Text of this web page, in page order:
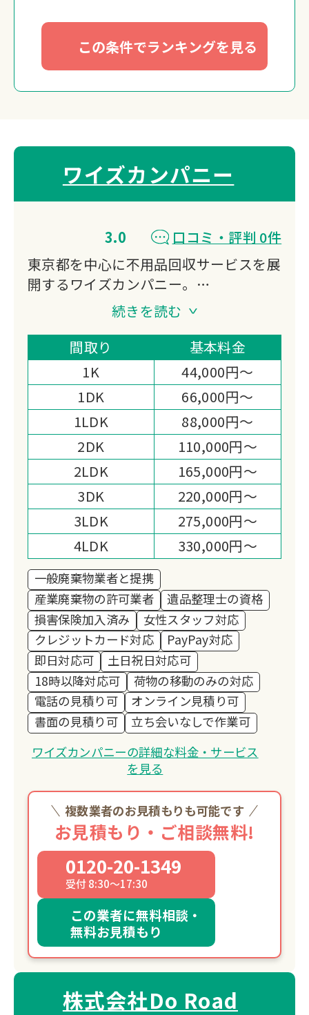
この条件でランキングを見る
ワイズカンパニー
3.0
口コミ・評判 0件
東京都を中心に不用品回収サービスを展
開するワイズカンパニー。
即日対応可能なスピーディーな回収体制
一般家庭から事業所まで、あらゆる不用
品の処分をサポート。
明瞭な料金体系と丁寧な対応で、お客様
の「困った」を迅速に解決いたします。
続きを読む
間取り
基本料金
1K
44,000円～
1DK
66,000円～
1LDK
88,000円～
2DK
110,000円～
2LDK
165,000円～
3DK
220,000円～
3LDK
275,000円～
4LDK
330,000円～
一般廃棄物業者と提携
産業廃棄物の許可業者
遺品整理士の資格
損害保険加入済み
女性スタッフ対応
クレジットカード対応
PayPay対応
即日対応可
土日祝日対応可
18時以降対応可
荷物の移動のみの対応
電話の見積り可
オンライン見積り可
書面の見積り可
立ち会いなしで作業可
ワイズカンパニーの詳細な料金・サービス
を見る
複数業者のお見積もりも可能です
お見積もり・ご相談無料!
0120-20-1349
受付 8:30～17:30
この業者に無料相談・
無料お見積もり
株式会社Do Road